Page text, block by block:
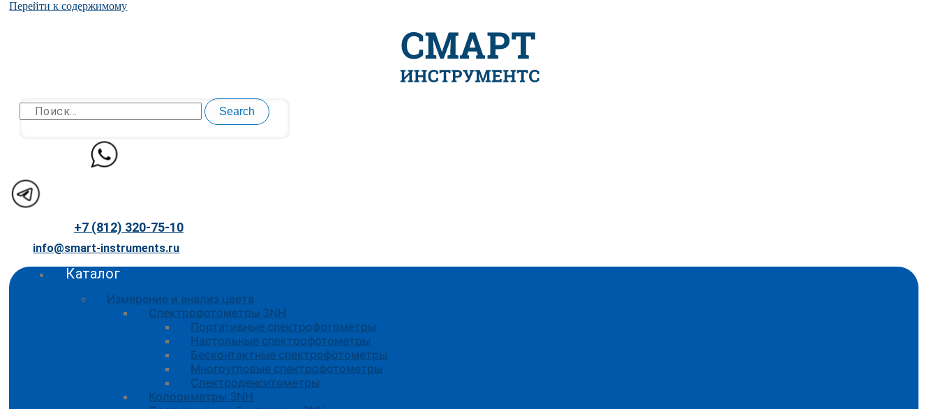
Перейти к содержимому
Search
+7 (812) 320-75-10
info@smart-instruments.ru
Каталог
Измерение и анализ цвета
Спектрофотометры 3NH
Портативные спектрофотометры
Настольные спектрофотометры
Бесконтактные спектрофотометры
Многоугловые спектрофотометры
Спектроденситометры
Колориметры 3NH